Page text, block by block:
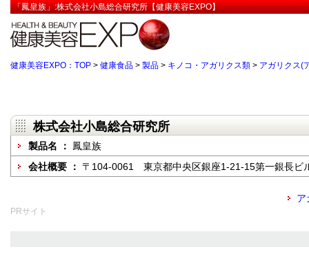
「鳳皇族」:株式会社小島総合研究所【健康美容EXPO】
健康美容EXPO：TOP > 健康食品 > 製品 > キノコ・アガリクス類 > アガリクス(
株式会社小島総合研究所
製品名 ： 鳳皇族
会社概要 ： 〒104-0061 東京都中央区銀座1-21-15第一銀長ビ
ア
PRサイト